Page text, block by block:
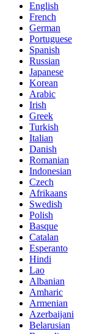
English
French
German
Portuguese
Spanish
Russian
Japanese
Korean
Arabic
Irish
Greek
Turkish
Italian
Danish
Romanian
Indonesian
Czech
Afrikaans
Swedish
Polish
Basque
Catalan
Esperanto
Hindi
Lao
Albanian
Amharic
Armenian
Azerbaijani
Belarusian